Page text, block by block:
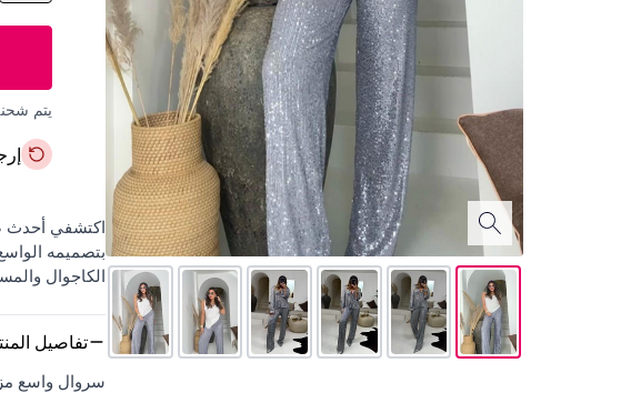
يتم
بتصميمه
الكاجوال
تفاصيل
سروال واسع